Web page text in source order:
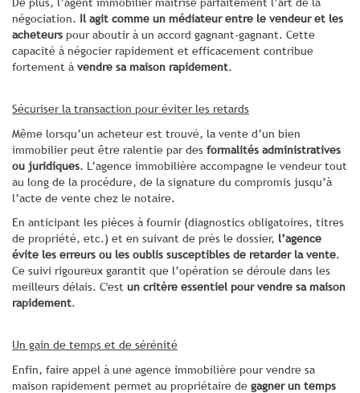
négociation. Il agit comme un médiateur entre le vendeur et les
acheteurs pour aboutir à un accord gagnant-gagnant. Cette
capacité à négocier rapidement et efficacement contribue
fortement à vendre sa maison rapidement.
Sécuriser la transaction pour éviter les retards
Même lorsqu’un acheteur est trouvé, la vente d’un bien
immobilier peut être ralentie par des formalités administratives
ou juridiques. L’agence immobilière accompagne le vendeur tout
au long de la procédure, de la signature du compromis jusqu’à
l’acte de vente chez le notaire.
En anticipant les pièces à fournir (diagnostics obligatoires, titres
de propriété, etc.) et en suivant de près le dossier, l’agence
évite les erreurs ou les oublis susceptibles de retarder la vente.
Ce suivi rigoureux garantit que l’opération se déroule dans les
meilleurs délais. C'est un critère essentiel pour vendre sa maison
rapidement.
Un gain de temps et de sérénité
Enfin, faire appel à une agence immobilière pour vendre sa
maison rapidement permet au propriétaire de gagner un temps